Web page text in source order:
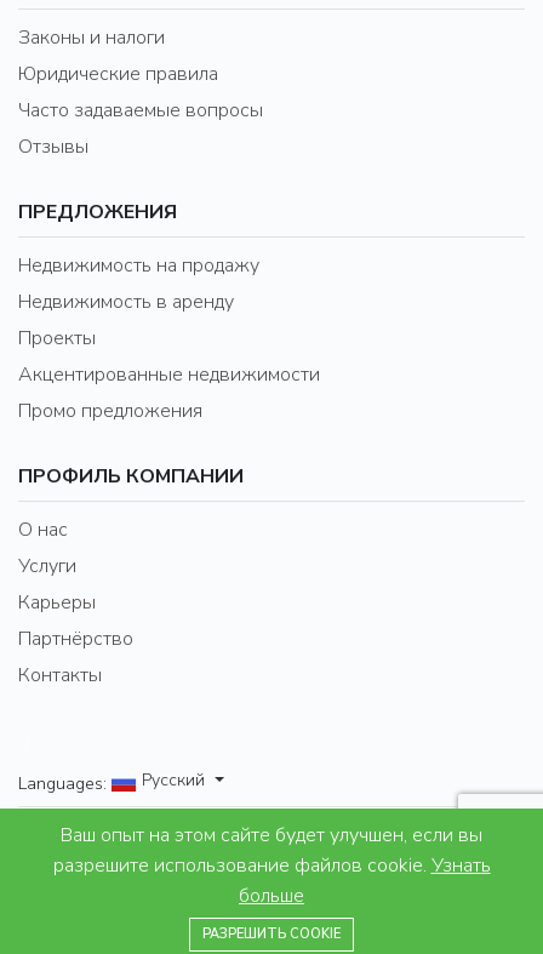
Законы и налоги
Юридические правила
Часто задаваемые вопросы
Отзывы
ПРЕДЛОЖЕНИЯ
Недвижимость на продажу
Недвижимость в аренду
Проекты
Акцентированные недвижимости
Промо предложения
ПРОФИЛЬ КОМПАНИИ
О нас
Услуги
Карьеры
Партнёрство
Контакты
Languages: Русский
Properties for Lifestyle and leisure
© 2007 - 2024 Excel Property Bulgaria Ltd. All right
reserved.+359878919292
Ваш опыт на этом сайте будет улучшен, если вы
разрешите использование файлов cookie. Узнать
больше
РАЗРЕШИТЬ COOKIE